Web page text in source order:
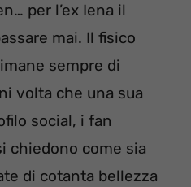
per l’ex Iena il
mai. Il fisico
sempre di
volta che una sua
social, i fan
chiedono come sia
di cotanta bellezza